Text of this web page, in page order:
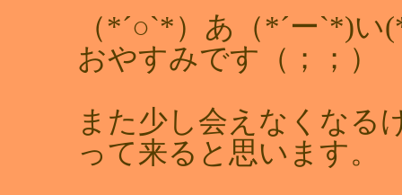
（*´○`*）あ（*´ー`*)
おやすみです（；；）
また少し会えなくなる
って来ると思います。